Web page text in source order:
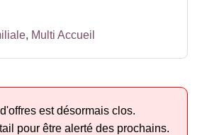
, Multi Accueil
est désormais clos.
pour être alerté des prochains.